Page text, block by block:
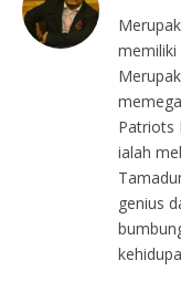
memiliki
Patriots
ialah
genius